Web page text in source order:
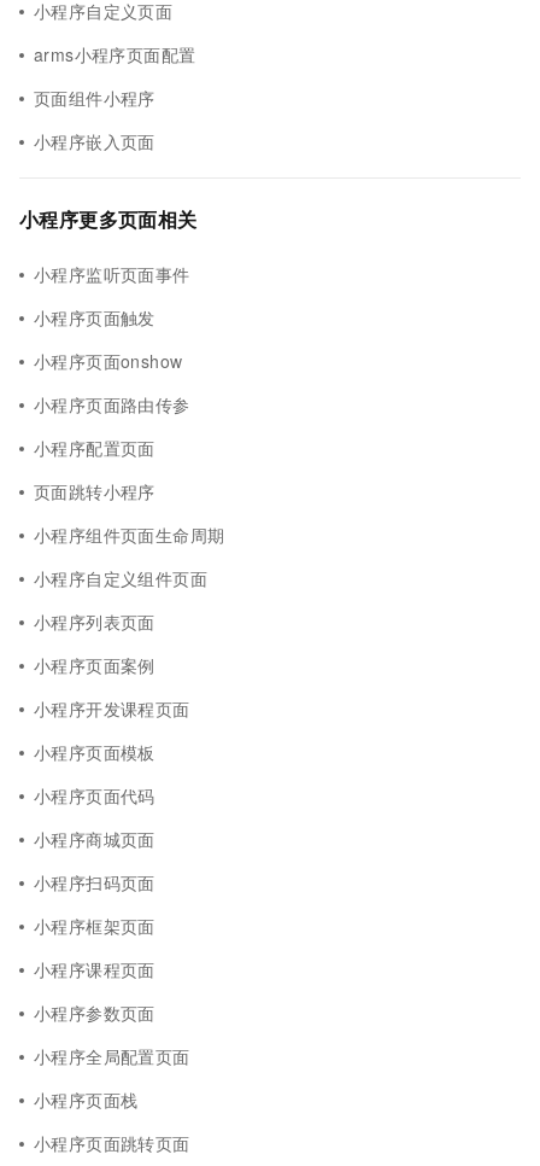
小程序自定义页面
arms小程序页面配置
页面组件小程序
小程序嵌入页面
小程序更多页面相关
小程序监听页面事件
小程序页面触发
小程序页面onshow
小程序页面路由传参
小程序配置页面
页面跳转小程序
小程序组件页面生命周期
小程序自定义组件页面
小程序列表页面
小程序页面案例
小程序开发课程页面
小程序页面模板
小程序页面代码
小程序商城页面
小程序扫码页面
小程序框架页面
小程序课程页面
小程序参数页面
小程序全局配置页面
小程序页面栈
小程序页面跳转页面